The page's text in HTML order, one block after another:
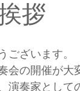
拶
ございます。
会の開催が大
演奏家とし